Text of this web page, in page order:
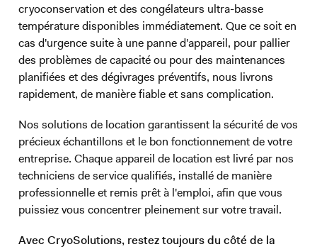
cryoconservation et des congélateurs ultra-basse
température disponibles immédiatement. Que ce soit en
cas d'urgence suite à une panne d'appareil, pour pallier
des problèmes de capacité ou pour des maintenances
planifiées et des dégivrages préventifs, nous livrons
rapidement, de manière fiable et sans complication.
Nos solutions de location garantissent la sécurité de vos
précieux échantillons et le bon fonctionnement de votre
entreprise. Chaque appareil de location est livré par nos
techniciens de service qualifiés, installé de manière
professionnelle et remis prêt à l'emploi, afin que vous
puissiez vous concentrer pleinement sur votre travail.
Avec CryoSolutions, restez toujours du côté de la